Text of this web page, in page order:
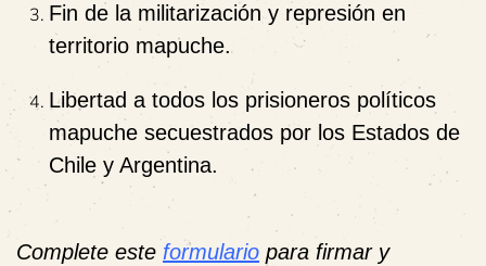
Fin de la militarización y represión en
territorio mapuche.
Libertad a todos los prisioneros políticos
mapuche secuestrados por los Estados de
Chile y Argentina.
Complete este formulario para firmar y